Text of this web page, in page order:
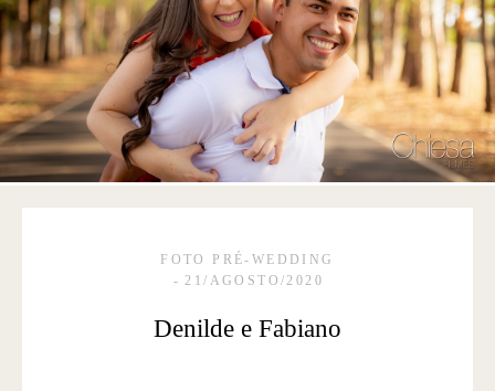
FOTO PRÉ-WEDDING
21/AGOSTO/2020
Denilde e Fabiano